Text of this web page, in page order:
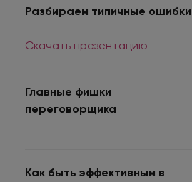
Разбираем типичные ошибки
Скачать презентацию
Главные фишки
переговорщика
Как быть эффективным в